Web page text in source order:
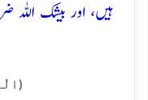
ہیں، اور بیشک اللہ